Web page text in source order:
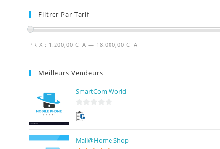
Filtrer Par Tarif
PRIX : 1.200,00 CFA — 18.000,00 CFA
Meilleurs Vendeurs
SmartCom World
0
s
r
Mail@Home Shop